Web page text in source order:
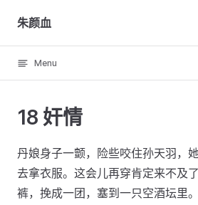
Skip to content
朱颜血
Menu
18 奸情
丹娘身子一颤，险些咬住孙天羽，
去拿衣服。这会儿再穿肯定来不及
裤，挽成一团，塞到一只空酒坛里